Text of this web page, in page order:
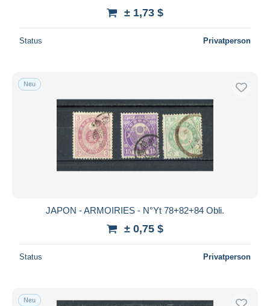
± 1,73 $
Status Privatperson
Neu
JAPON - ARMOIRIES - N°Yt 78+82+84 Obli.
± 0,75 $
Status Privatperson
Neu